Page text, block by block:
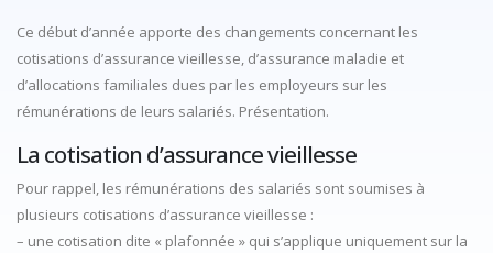
Ce début d’année apporte des changements concernant les
cotisations d’assurance vieillesse, d’assurance maladie et
d’allocations familiales dues par les employeurs sur les
rémunérations de leurs salariés. Présentation.
La cotisation d’assurance vieillesse
Pour rappel, les rémunérations des salariés sont soumises à
plusieurs cotisations d’assurance vieillesse :
– une cotisation dite « plafonnée » qui s’applique uniquement sur la